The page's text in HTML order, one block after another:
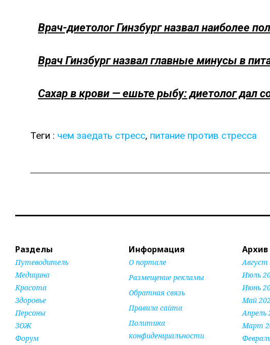
Врач-диетолог Гинзбург назвал наиболее
Врач Гинзбург назвал главные минусы в
Сахар в крови — ешьте рыбу: диетолог дал
Теги : чем заедать стресс, питание против стресса
Разделы
Путеводитель
Медицина
Красота
Здоровье
Персоны
ЗОЖ
Форум
Информация
О портале
Размещение рекламы
Обратная связь
Правила сайта
Политика
конфиденциальности
Архив
Август
Июль
Июнь
Май
Апрель
Март